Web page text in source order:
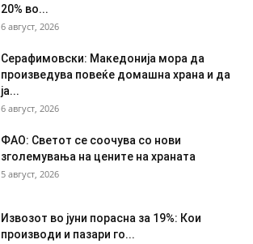
20% во...
6 август, 2026
Серафимовски: Македонија мора да
произведува повеќе домашна храна и да
ја...
6 август, 2026
ФАО: Светот се соочува со нови
зголемувања на цените на храната
5 август, 2026
Извозот во јуни порасна за 19%: Кои
производи и пазари го...